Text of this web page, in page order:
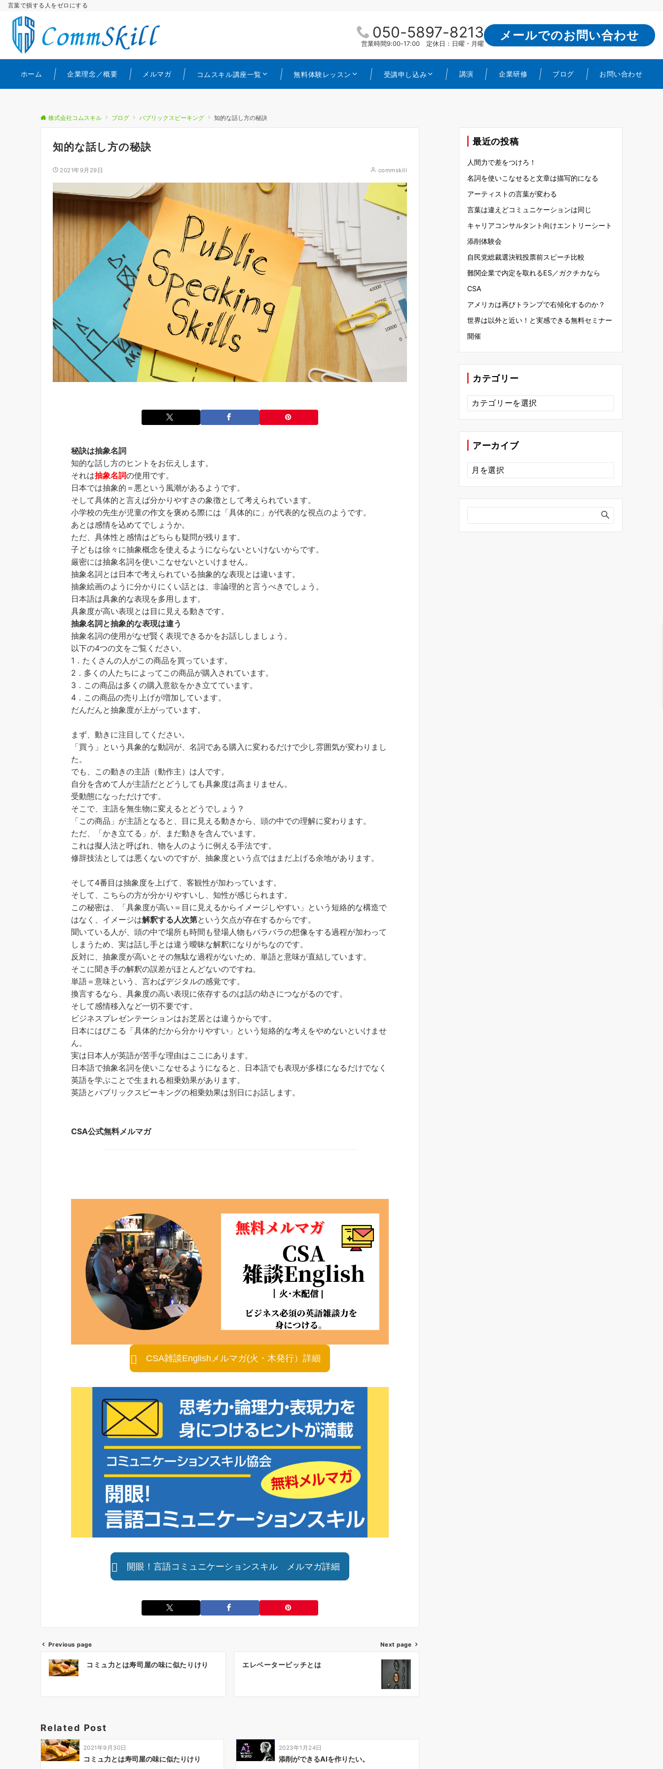
言葉で損する人をゼロにする
050-5897-8213
営業時間9:00-17:00 定休日：日曜・月曜
メールでのお問い合わせ
ホーム 企業理念／概要 メルマガ コムスキル講座一覧 無料体験レッスン 受講申し込み 講演 企業研修 ブログ お問い合わせ
株式会社コムスキル ブログ パブリックスピーキング 知的な話し方の秘訣
知的な話し方の秘訣
2021年9月29日 commskill
秘訣は抽象名詞
知的な話し方のヒントをお伝えします。
それは抽象名詞の使用です。
日本では抽象的＝悪という風潮があるようです。
そして具体的と言えば分かりやすさの象徴として考えられています。
小学校の先生が児童の作文を褒める際には「具体的に」が代表的な視点のようです。
あとは感情を込めてでしょうか。
ただ、具体性と感情はどちらも疑問が残ります。
子どもは徐々に抽象概念を使えるようにならないといけないからです。
厳密には抽象名詞を使いこなせないといけません。
抽象名詞とは日本で考えられている抽象的な表現とは違います。
抽象絵画のように分かりにくい話とは、非論理的と言うべきでしょう。
日本語は具象的な表現を多用します。
具象度が高い表現とは目に見える動きです。
抽象名詞と抽象的な表現は違う
抽象名詞の使用がなぜ賢く表現できるかをお話ししましょう。
以下の4つの文をご覧ください。
1．たくさんの人がこの商品を買っています。
2．多くの人たちによってこの商品が購入されています。
3．この商品は多くの購入意欲をかき立てています。
4．この商品の売り上げが増加しています。
だんだんと抽象度が上がっています。
まず、動きに注目してください。
「買う」という具象的な動詞が、名詞である購入に変わるだけで少し雰囲気が変わりまし
た。
でも、この動きの主語（動作主）は人です。
自分を含めて人が主語だとどうしても具象度は高まりません。
受動態になっただけです。
そこで、主語を無生物に変えるとどうでしょう？
「この商品」が主語となると、目に見える動きから、頭の中での理解に変わります。
ただ、「かき立てる」が、まだ動きを含んでいます。
これは擬人法と呼ばれ、物を人のように例える手法です。
修辞技法としては悪くないのですが、抽象度という点ではまだ上げる余地があります。
そして4番目は抽象度を上げて、客観性が加わっています。
そして、こちらの方が分かりやすいし、知性が感じられます。
この秘密は、「具象度が高い＝目に見えるからイメージしやすい」という短絡的な構造で
はなく、イメージは解釈する人次第という欠点が存在するからです。
聞いている人が、頭の中で場所も時間も登場人物もバラバラの想像をする過程が加わって
しまうため、実は話し手とは違う曖昧な解釈になりがちなのです。
反対に、抽象度が高いとその無駄な過程がないため、単語と意味が直結しています。
そこに聞き手の解釈の誤差がほとんどないのですね。
単語＝意味という、言わばデジタルの感覚です。
換言するなら、具象度の高い表現に依存するのは話の幼さにつながるのです。
そして感情移入など一切不要です。
ビジネスプレゼンテーションはお芝居とは違うからです。
日本にはびこる「具体的だから分かりやすい」という短絡的な考えをやめないといけませ
ん。
実は日本人が英語が苦手な理由はここにあります。
日本語で抽象名詞を使いこなせるようになると、日本語でも表現が多様になるだけでなく
英語を学ぶことで生まれる相乗効果があります。
英語とパブリックスピーキングの相乗効果は別日にお話します。
CSA公式無料メルマガ
CSA雑談Englishメルマガ(火・木発行）詳細
開眼！言語コミュニケーションスキル メルマガ詳細
ビ
シ
ョ
ン
Previous page
コミュ力とは寿司屋の味に似たりけり
Next page
エレベーターピッチとは
Related Post
2021年9月30日
コミュ力とは寿司屋の味に似たりけり
2023年1月24日
添削ができるAIを作りたい。
最近の投稿
人間力で差をつけろ！
名詞を使いこなせると文章は描写的になる
アーティストの言葉が変わる
言葉は違えどコミュニケーションは同じ
キャリアコンサルタント向けエントリーシート
添削体験会
自民党総裁選決戦投票前スピーチ比較
難関企業で内定を取れるES／ガクチカなら
CSA
アメリカは再びトランプで右傾化するのか？
世界は以外と近い！と実感できる無料セミナー
開催
カテゴリー
カ
テ
ゴ
ー
アーカイブ
ア
ー
カ
ブ